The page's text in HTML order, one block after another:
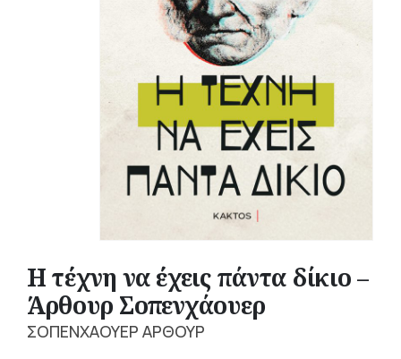
Η τέχνη να έχεις πάντα δίκιο –
Άρθουρ Σοπενχάουερ
ΣΟΠΕΝΧΑΟΥΕΡ ΑΡΘΟΥΡ